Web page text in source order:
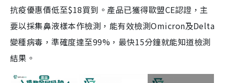
抗疫優惠價低至$18買到。產品已獲得歐盟CE認證，主
要以採集鼻液樣本作檢測，能有效檢測Omicron及Delta
變種病毒，準確度達至99%，最快15分鐘就能知道檢測
結果。